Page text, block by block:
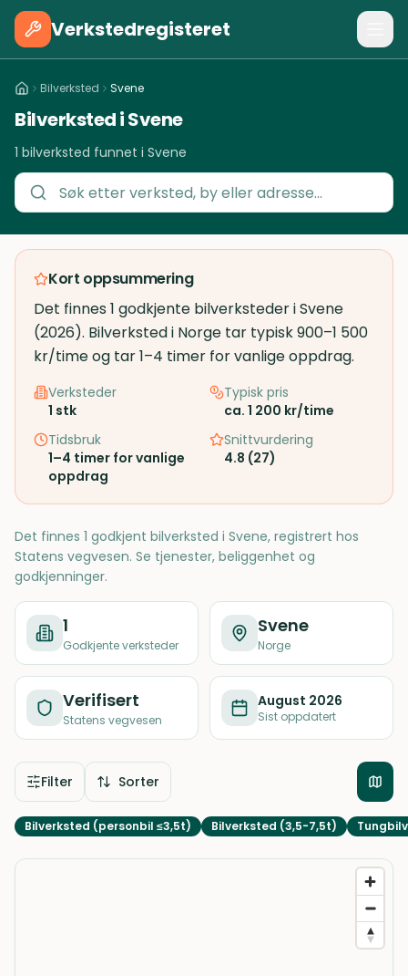
Verkstedregisteret
Bilverksted Svene
Bilverksted i Svene
1 bilverksted funnet i Svene
Kort oppsummering
Det finnes 1 godkjente bilverksteder i Svene
(2026). Bilverksted i Norge tar typisk 900–1 500
kr/time og tar 1–4 timer for vanlige oppdrag.
Verksteder
1 stk
Typisk pris
ca. 1 200 kr/time
Tidsbruk
1–4 timer for vanlige
oppdrag
Snittvurdering
4.8 (27)
Det finnes 1 godkjent bilverksted i Svene, registrert hos
Statens vegvesen. Se tjenester, beliggenhet og
godkjenninger.
1
Godkjente verksteder
Svene
Norge
Verifisert
Statens vegvesen
August 2026
Sist oppdatert
Filter Sorter
Bilverksted (personbil ≤3,5t) Bilverksted (3,5-7,5t)